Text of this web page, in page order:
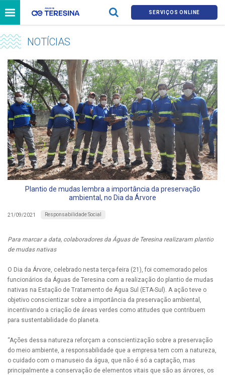
SERVIÇOS ONLINE
NOTÍCIAS
Plantio de mudas lembra a importância da preservação
ambiental, no Dia da Árvore
21/09/2021 Responsabilidade Social
Para marcar a data, colaboradores da Águas de Teresina realizaram plantio
de mudas nativas
O Dia da Árvore, celebrado nesta terça-feira (21), foi comemorado pelos
funcionários da Águas de Teresina com a realização do plantio de mudas
nativas na Estação de Tratamento de Água Sul (ETA-Sul). A ação teve o
objetivo conscientizar sobre a importância da preservação ambiental,
incentivando a criação de áreas verdes como atitudes que contribuem
para sustentabilidade do planeta.
“Ações dessa natureza reforçam a conscientização sobre a preservação
do meio ambiente, a responsabilidade que a empresa tem com a natureza,
o cuidado com o manuseio da água, que não é só a captação, mas
principalmente a conservação de elementos vitais que são as árvores, os